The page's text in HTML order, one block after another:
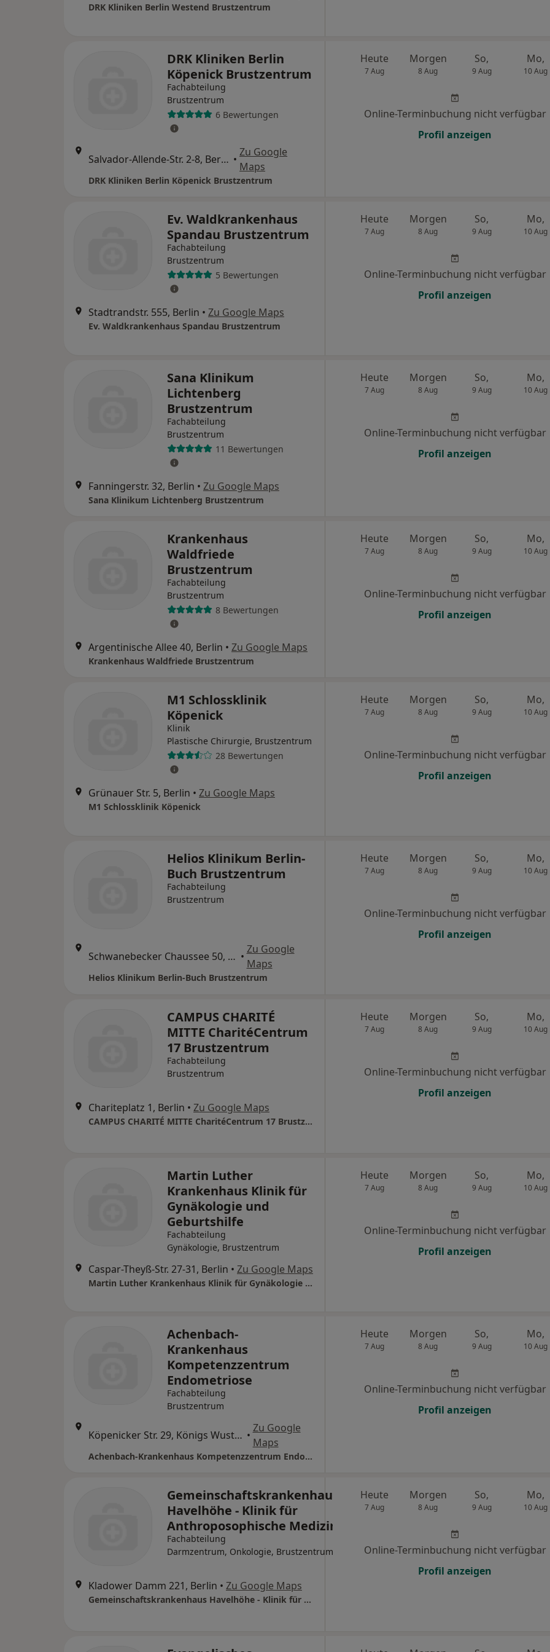
DRK Kliniken Berlin Westend Brustzentrum
DRK Kliniken Berlin
Köpenick Brustzentrum
Fachabteilung
Brustzentrum
6 Bewertungen
Salvador-Allende-Str. 2-8, Berlin •
Zu Google
Maps
DRK Kliniken Berlin Köpenick Brustzentrum
Heute
7 Aug
Morgen
8 Aug
So,
9 Aug
Mo,
10 Aug
Online-Terminbuchung nicht verfügbar
Profil anzeigen
Ev. Waldkrankenhaus
Spandau Brustzentrum
Fachabteilung
Brustzentrum
5 Bewertungen
Stadtrandstr. 555, Berlin • Zu Google Maps
Ev. Waldkrankenhaus Spandau Brustzentrum
Heute
7 Aug
Morgen
8 Aug
So,
9 Aug
Mo,
10 Aug
Online-Terminbuchung nicht verfügbar
Profil anzeigen
Sana Klinikum
Lichtenberg
Brustzentrum
Fachabteilung
Brustzentrum
11 Bewertungen
Fanningerstr. 32, Berlin • Zu Google Maps
Sana Klinikum Lichtenberg Brustzentrum
Heute
7 Aug
Morgen
8 Aug
So,
9 Aug
Mo,
10 Aug
Online-Terminbuchung nicht verfügbar
Profil anzeigen
Krankenhaus
Waldfriede
Brustzentrum
Fachabteilung
Brustzentrum
8 Bewertungen
Argentinische Allee 40, Berlin • Zu Google Maps
Krankenhaus Waldfriede Brustzentrum
Heute
7 Aug
Morgen
8 Aug
So,
9 Aug
Mo,
10 Aug
Online-Terminbuchung nicht verfügbar
Profil anzeigen
M1 Schlossklinik
Köpenick
Klinik
Plastische Chirurgie, Brustzentrum
28 Bewertungen
Grünauer Str. 5, Berlin • Zu Google Maps
M1 Schlossklinik Köpenick
Heute
7 Aug
Morgen
8 Aug
So,
9 Aug
Mo,
10 Aug
Online-Terminbuchung nicht verfügbar
Profil anzeigen
Helios Klinikum Berlin-
Buch Brustzentrum
Fachabteilung
Brustzentrum
Schwanebecker Chaussee 50, Berlin •
Zu Google
Maps
Helios Klinikum Berlin-Buch Brustzentrum
Heute
7 Aug
Morgen
8 Aug
So,
9 Aug
Mo,
10 Aug
Online-Terminbuchung nicht verfügbar
Profil anzeigen
CAMPUS CHARITÉ
MITTE CharitéCentrum
17 Brustzentrum
Fachabteilung
Brustzentrum
Chariteplatz 1, Berlin • Zu Google Maps
CAMPUS CHARITÉ MITTE CharitéCentrum 17 Brustzentrum
Heute
7 Aug
Morgen
8 Aug
So,
9 Aug
Mo,
10 Aug
Online-Terminbuchung nicht verfügbar
Profil anzeigen
Martin Luther
Krankenhaus Klinik für
Gynäkologie und
Geburtshilfe
Fachabteilung
Gynäkologie, Brustzentrum
Caspar-Theyß-Str. 27-31, Berlin • Zu Google Maps
Martin Luther Krankenhaus Klinik für Gynäkologie und Geburtshilfe
Heute
7 Aug
Morgen
8 Aug
So,
9 Aug
Mo,
10 Aug
Online-Terminbuchung nicht verfügbar
Profil anzeigen
Achenbach-
Krankenhaus
Kompetenzzentrum
Endometriose
Fachabteilung
Brustzentrum
Köpenicker Str. 29, Königs Wusterhausen •
Zu Google
Maps
Achenbach-Krankenhaus Kompetenzzentrum Endometriose
Heute
7 Aug
Morgen
8 Aug
So,
9 Aug
Mo,
10 Aug
Online-Terminbuchung nicht verfügbar
Profil anzeigen
Gemeinschaftskrankenhaus
Havelhöhe - Klinik für
Anthroposophische Medizin
Fachabteilung
Darmzentrum, Onkologie, Brustzentrum
Kladower Damm 221, Berlin • Zu Google Maps
Gemeinschaftskrankenhaus Havelhöhe - Klinik für Anthroposophische Medizin
Heute
7 Aug
Morgen
8 Aug
So,
9 Aug
Mo,
10 Aug
Online-Terminbuchung nicht verfügbar
Profil anzeigen